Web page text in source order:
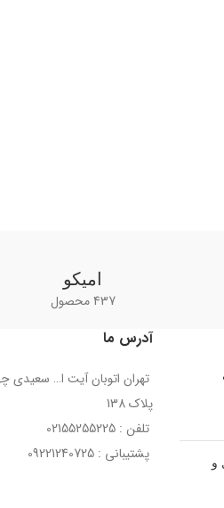
امیکو
437 محصول
و
آدرس ما
تهران اتوبان آیت ا… سعیدی
پلاک 138
تلفن : 02155255225
پشتیبانی : 09221240725